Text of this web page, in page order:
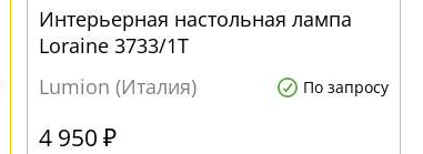
Интерьерная настольная лампа
Loraine 3733/1T
Lumion (Италия)
По запросу
4 950 ₽